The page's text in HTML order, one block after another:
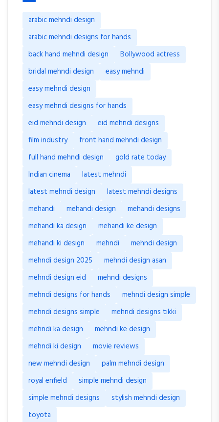
arabic mehndi design
arabic mehndi designs for hands
back hand mehndi design
Bollywood actress
bridal mehndi design
easy mehndi
easy mehndi design
easy mehndi designs for hands
eid mehndi design
eid mehndi designs
film industry
front hand mehndi design
full hand mehndi design
gold rate today
Indian cinema
latest mehndi
latest mehndi design
latest mehndi designs
mehandi
mehandi design
mehandi designs
mehandi ka design
mehandi ke design
mehandi ki design
mehndi
mehndi design
mehndi design 2025
mehndi design asan
mehndi design eid
mehndi designs
mehndi designs for hands
mehndi design simple
mehndi designs simple
mehndi designs tikki
mehndi ka design
mehndi ke design
mehndi ki design
movie reviews
new mehndi design
palm mehndi design
royal enfield
simple mehndi design
simple mehndi designs
stylish mehndi design
toyota